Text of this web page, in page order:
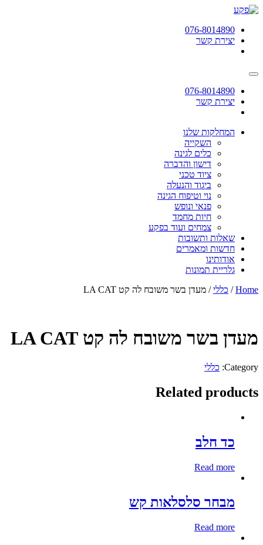
תחילתו
אינטרנט,
לחץ
כדי
לאזור
תוכן
מרכזי
076-8014890
יצירת קשר
076-8014890
יצירת קשר
המחלקות שלנו
השקייה
כלים לגינה
דישון והדברה
ציוד טכני
ביגוד והנעלה
נוי וטיפוח הגינה
פנאי ונופש
חיות מחמד
צמחים ועוד בפקע
שאלות ותשובות
חדשות ומאמרים
אודותינו
גלריית תמונות
Home
/ כללי/ מעדן בשר משובח לה קט LA CAT
מעדן בשר משובח לה קט LA CAT
Category: כללי
Related products
כד חלב
Read more
מבחר סלסלאות קש
Read more